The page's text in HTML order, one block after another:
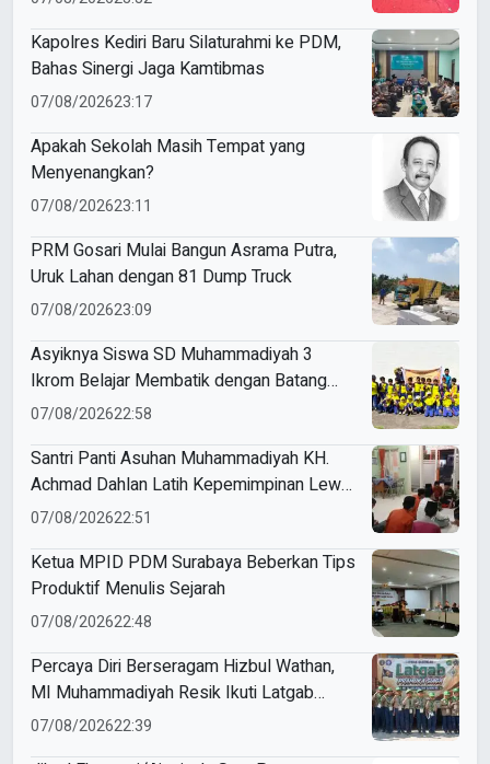
Kapolres Kediri Baru Silaturahmi ke PDM,
Bahas Sinergi Jaga Kamtibmas
07/08/202623:17
Apakah Sekolah Masih Tempat yang
Menyenangkan?
07/08/202623:11
PRM Gosari Mulai Bangun Asrama Putra,
Uruk Lahan dengan 81 Dump Truck
07/08/202623:09
Asyiknya Siswa SD Muhammadiyah 3
Ikrom Belajar Membatik dengan Batang
Pakcoy
07/08/202622:58
Santri Panti Asuhan Muhammadiyah KH.
Achmad Dahlan Latih Kepemimpinan Lewat
Kepanitiaan Agustusan
07/08/202622:51
Ketua MPID PDM Surabaya Beberkan Tips
Produktif Menulis Sejarah
07/08/202622:48
Percaya Diri Berseragam Hizbul Wathan,
MI Muhammadiyah Resik Ikuti Latgab
Pramuka Siaga Sambeng
07/08/202622:39